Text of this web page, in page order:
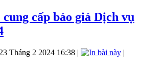
cấp báo giá Dịch vụ
Tháng 2 2024 16:38 | |